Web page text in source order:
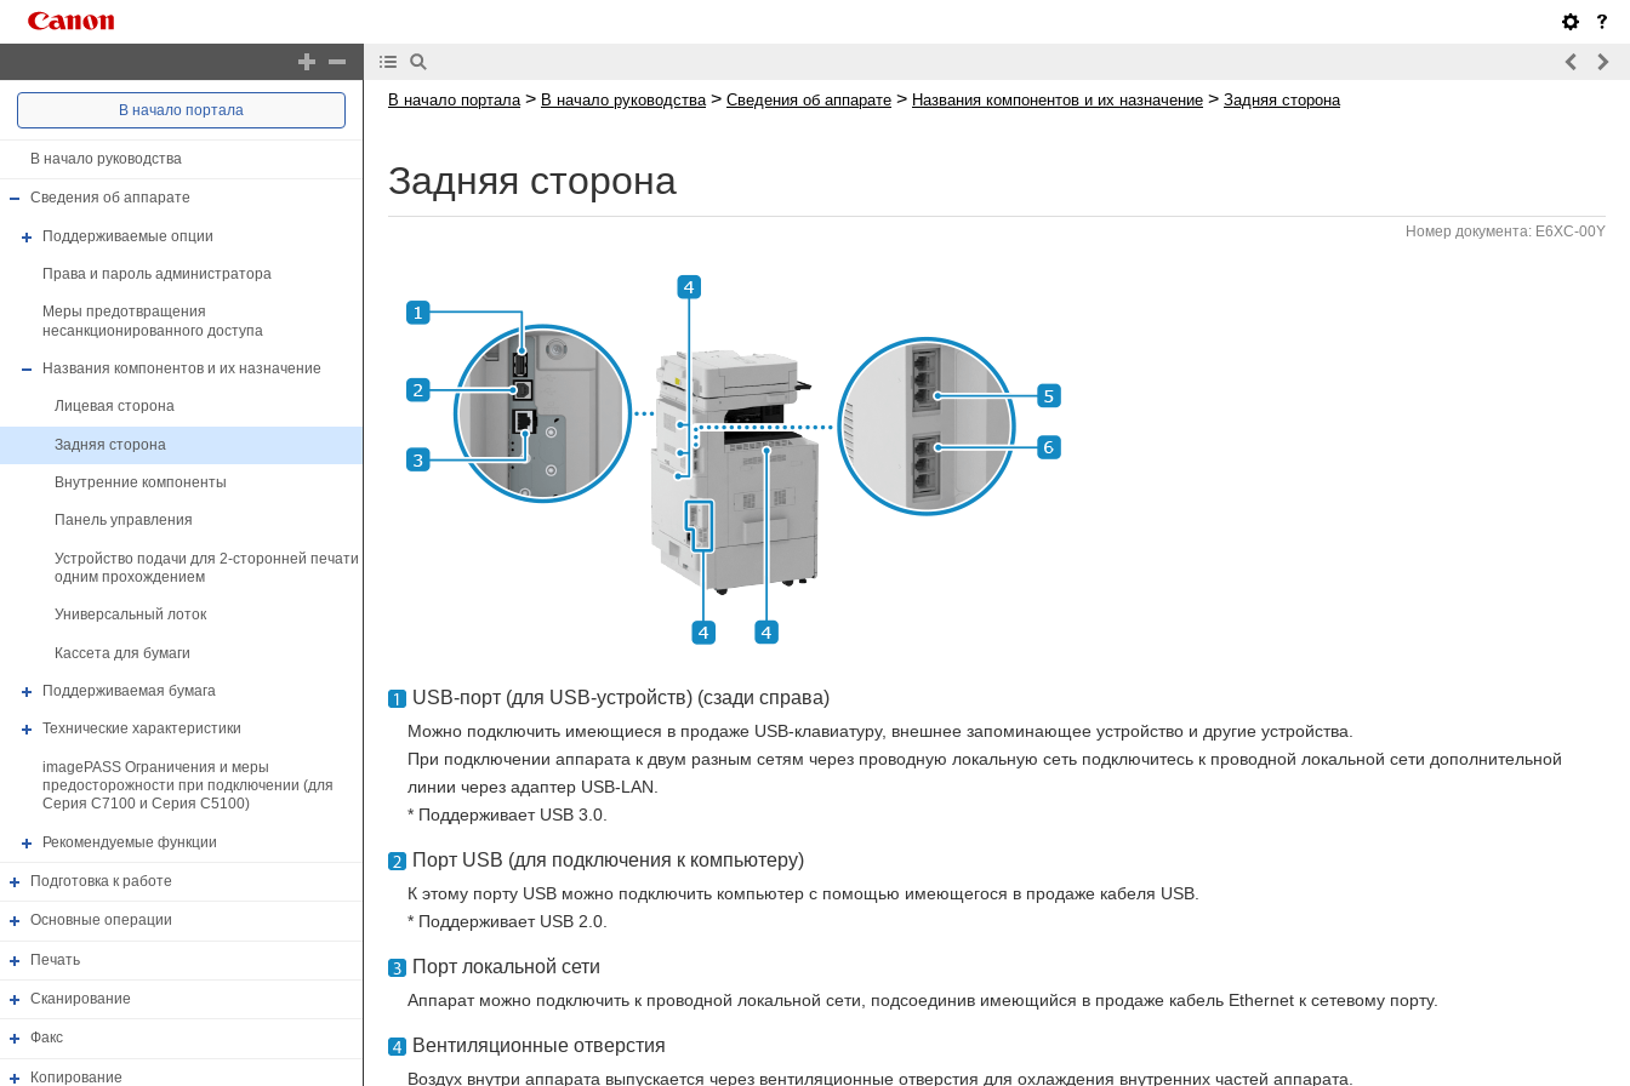
В начало портала
В начало руководства
Сведения об аппарате
Поддерживаемые опции
Права и пароль администратора
Меры предотвращения
несанкционированного доступа
Названия компонентов и их назначение
Лицевая сторона
Задняя сторона
Внутренние компоненты
Панель управления
Устройство подачи для 2-сторонней печати
одним прохождением
Универсальный лоток
Кассета для бумаги
Поддерживаемая бумага
Технические характеристики
imagePASS Ограничения и меры
предосторожности при подключении (для
Серия C7100 и Серия C5100)
Рекомендуемые функции
Подготовка к работе
Основные операции
Печать
Сканирование
Факс
Копирование
В начало портала > В начало руководства > Сведения об аппарате > Названия компонентов и их назначение > Задняя сторона
Задняя сторона
Номер документа: E6XC-00Y
USB-порт (для USB-устройств) (сзади справа)
Можно подключить имеющиеся в продаже USB-клавиатуру, внешнее запоминающее устройство и другие устройства.
При подключении аппарата к двум разным сетям через проводную локальную сеть подключитесь к проводной локальной сети дополнительной
линии через адаптер USB-LAN.
* Поддерживает USB 3.0.
Порт USB (для подключения к компьютеру)
К этому порту USB можно подключить компьютер с помощью имеющегося в продаже кабеля USB.
* Поддерживает USB 2.0.
Порт локальной сети
Аппарат можно подключить к проводной локальной сети, подсоединив имеющийся в продаже кабель Ethernet к сетевому порту.
Вентиляционные отверстия
Воздух внутри аппарата выпускается через вентиляционные отверстия для охлаждения внутренних частей аппарата.